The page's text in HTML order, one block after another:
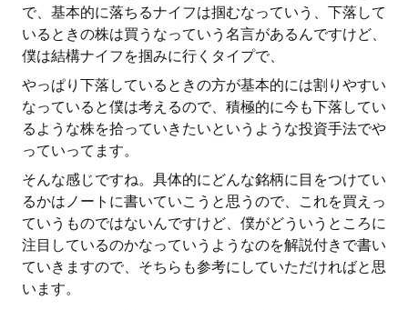
で、基本的に落ちるナイフは掴むなっていう、下落して
いるときの株は買うなっていう名言があるんですけど、
僕は結構ナイフを掴みに行くタイプで、
やっぱり下落しているときの方が基本的には割りやすい
なっていると僕は考えるので、積極的に今も下落してい
るような株を拾っていきたいというような投資手法でや
っていってます。
そんな感じですね。具体的にどんな銘柄に目をつけてい
るかはノートに書いていこうと思うので、これを買えっ
ていうものではないんですけど、僕がどういうところに
注目しているのかなっていうようなのを解説付きで書い
ていきますので、そちらも参考にしていただければと思
います。